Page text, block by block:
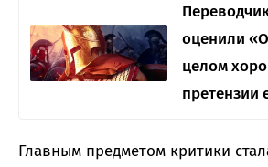
оценили
целом
претензии
Главным предметом критики